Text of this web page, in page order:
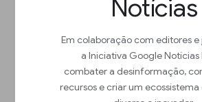
Notícias
Em colaboração com editores e
a Iniciativa Google Notícias
combater a desinformação,
recursos e criar um
Descubra como cultivar e manter
YouTube.
Iniciar